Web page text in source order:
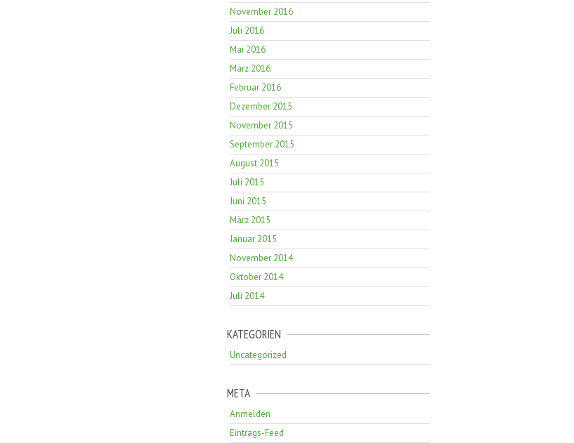
November 2016
Juli 2016
Mai 2016
März 2016
Februar 2016
Dezember 2015
November 2015
September 2015
August 2015
Juli 2015
Juni 2015
März 2015
Januar 2015
November 2014
Oktober 2014
Juli 2014
KATEGORIEN
Uncategorized
META
Anmelden
Eintrags-Feed